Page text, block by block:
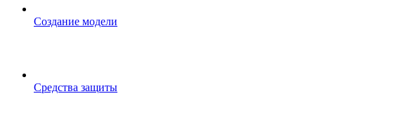
Создание модели
Средства защиты